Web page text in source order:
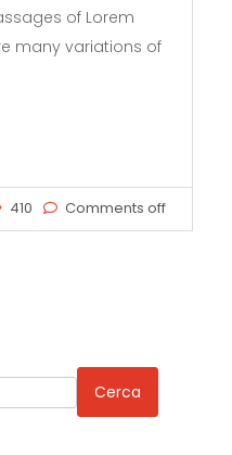
of Lorem
many variations of
410 Comments off
Cerca